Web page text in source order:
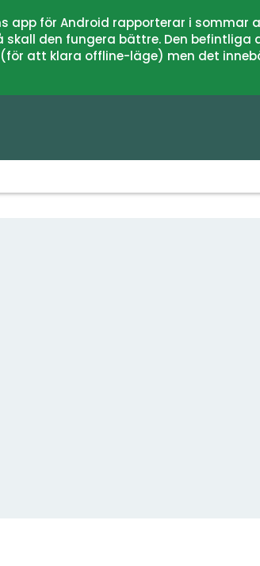
app för Android rapporterar i sommar
den fungera bättre. Den befintliga
att klara offline-läge) men det